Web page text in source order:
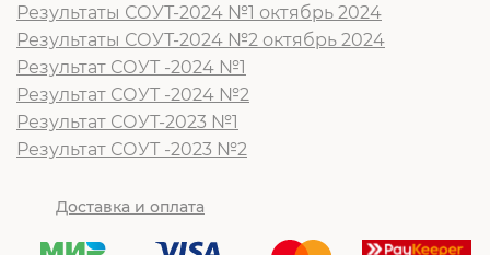
Результаты СОУТ-2024 №1 октябрь 2024
Результаты СОУТ-2024 №2 октябрь 2024
Результат СОУТ -2024 №1
Результат СОУТ -2024 №2
Результат СОУТ-2023 №1
Результат СОУТ -2023 №2
Доставка и оплата